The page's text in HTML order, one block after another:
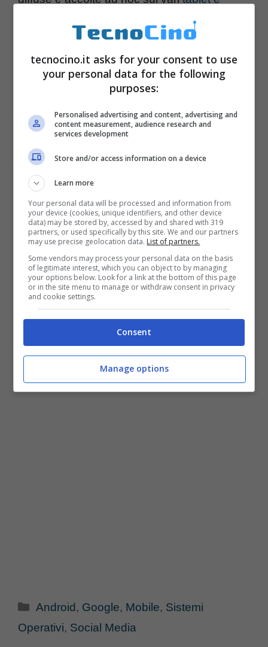
smartphone che saranno aggiornati (scopri
. Abbassando così i tempi d’attesa,
ecco le novità significative di Ice Cream
Sandwich .
Categorie
Android , Google, Mobile, Sistemi
Operativi, Social Media
tecnocino.it asks for your consent to use
your personal data for the following
purposes:
Personalised advertising and content, advertising and
content measurement, audience research and
services development
Store and/or access information on a device
Learn more
Your personal data will be processed and information from
your device (cookies, unique identifiers, and other device
data) may be stored by, accessed by and shared with 319
partners, or used specifically by this site. We and our partners
may use precise geolocation data. List of partners.
Some vendors may process your personal data on the basis
of legitimate interest, which you can object to by managing
your options below. Look for a link at the bottom of this page
or in the site menu to manage or withdraw consent in privacy
and cookie settings.
Consent
Manage options